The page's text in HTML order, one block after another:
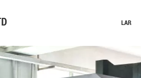
LAR